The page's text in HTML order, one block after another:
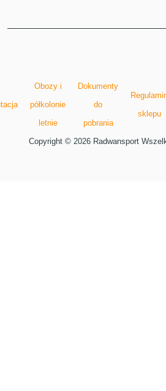
Obozy i
półkolonie
letnie
Dokumenty
do
pobrania
sklepu
Copyright © 2026 Radwansport